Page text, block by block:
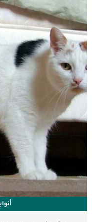
هذه العملية الى وضع الكلب
بعض الفحوصات الروتينية
بتحمل التخدير الكلى.عند
الطعام والشراب عن كلبتك